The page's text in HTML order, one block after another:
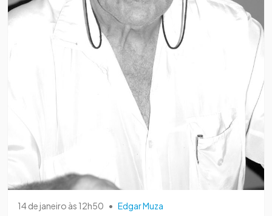
14 de janeiro às 12h50 • Edgar Muza